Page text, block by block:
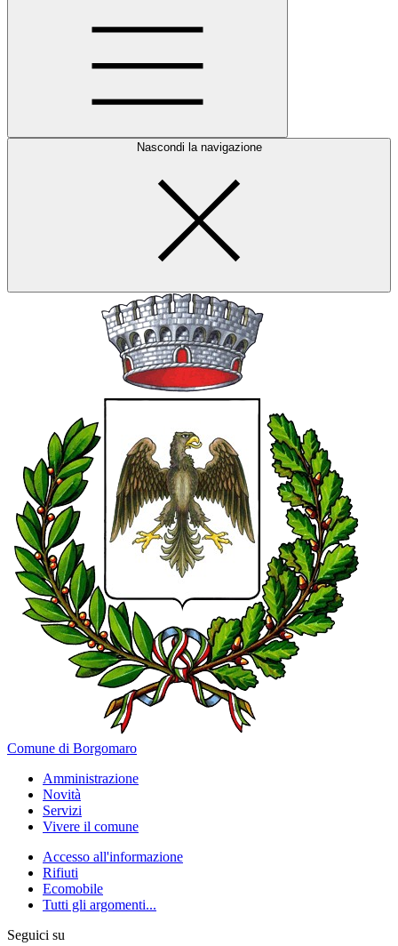
Nascondi la navigazione
Comune di Borgomaro
Amministrazione
Novità
Servizi
Vivere il comune
Accesso all'informazione
Rifiuti
Ecomobile
Tutti gli argomenti...
Seguici su